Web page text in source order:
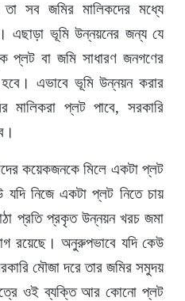
সব জমির মালিকদের মধ্যে
এছাড়া ভূমি উন্নয়নের জন্য যে
প্লট বা জমি সাধারণ জনগণের
এভাবে ভূমি উন্নয়ন করার
প্লট পাবে, সরকারি
কয়েকজনকে মিলে একটা প্লট
নিজে একটা প্লট নিতে চায়
প্রতি প্রকৃত উন্নয়ন খরচ জমা
রয়েছে। অনুরুপভাবে যদি কেউ
মৌজা দরে তার জমির সমুদয়
ওই ব্যক্তি আর কোনো প্লট